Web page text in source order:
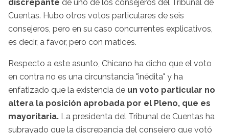
discrepante de uno de los consejeros del Tribunal de
Cuentas. Hubo otros votos particulares de seis
consejeros, pero en su caso concurrentes explicativos,
es decir, a favor, pero con matices.
Respecto a este asunto, Chicano ha dicho que el voto
en contra no es una circunstancia "inédita" y ha
enfatizado que la existencia de un voto particular no
altera la posición aprobada por el Pleno, que es
mayoritaria. La presidenta del Tribunal de Cuentas ha
subrayado que la discrepancia del consejero que votó